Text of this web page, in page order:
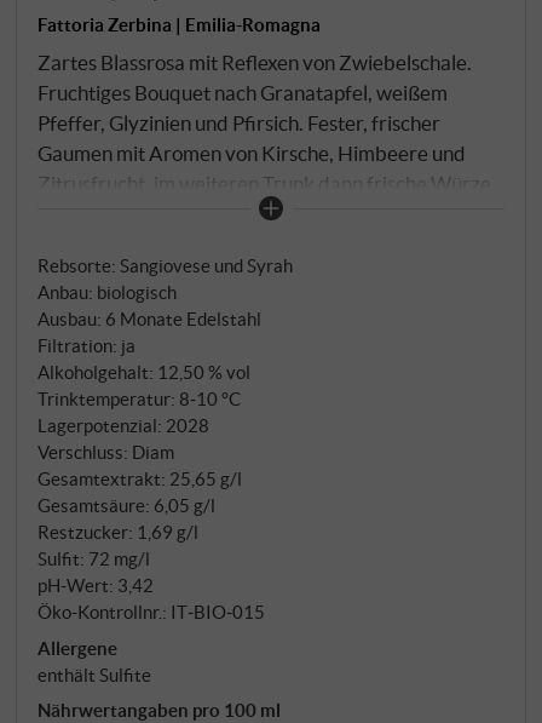
Fattoria Zerbina | Emilia-Romagna
Zartes Blassrosa mit Reflexen von Zwiebelschale.
Fruchtiges Bouquet nach Granatapfel, weißem
Pfeffer, Glyzinien und Pfirsich. Fester, frischer
Gaumen mit Aromen von Kirsche, Himbeere und
Zitrusfrucht, im weiteren Trunk dann frische Würze
mit Anklängen an Mineralien und Limettenschale.
erfrischend, pikant und eigenständig ist.
SUPERIORE.DE
Rebsorte: Sangiovese und Syrah
Anbau: biologisch
Ausbau: 6 Monate Edelstahl
Filtration: ja
Alkoholgehalt: 12,50 % vol
Trinktemperatur: 8‑10 °C
Lagerpotenzial: 2028
Verschluss: Diam
Gesamtextrakt: 25,65 g/l
Gesamtsäure: 6,05 g/l
Restzucker: 1,69 g/l
Sulfit: 72 mg/l
pH-Wert: 3,42
Öko-Kontrollnr.: IT‑BIO‑015
Allergene
enthält Sulfite
Nährwertangaben pro 100 ml